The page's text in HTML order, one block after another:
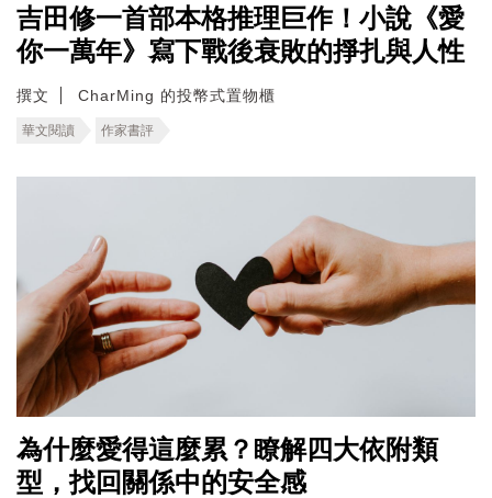
吉田修一首部本格推理巨作！小說《愛
你一萬年》寫下戰後衰敗的掙扎與人性
撰文 CharMing 的投幣式置物櫃
華文閱讀 作家書評
為什麼愛得這麼累？瞭解四大依附類
型，找回關係中的安全感